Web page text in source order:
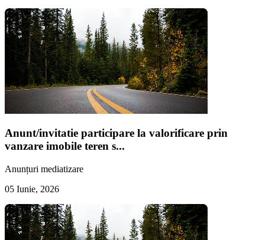
Anunt/invitatie participare la valorificare prin
vanzare imobile teren s...
Anunțuri mediatizare
05 Iunie, 2026